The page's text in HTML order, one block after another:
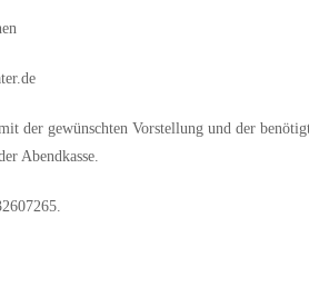
der gewünschten Vorstellung und der
Abendkasse.